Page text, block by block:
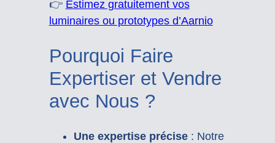
👉 Estimez gratuitement vos
luminaires ou prototypes d’Aarnio
Pourquoi Faire
Expertiser et Vendre
avec Nous ?
Une expertise précise: Notre